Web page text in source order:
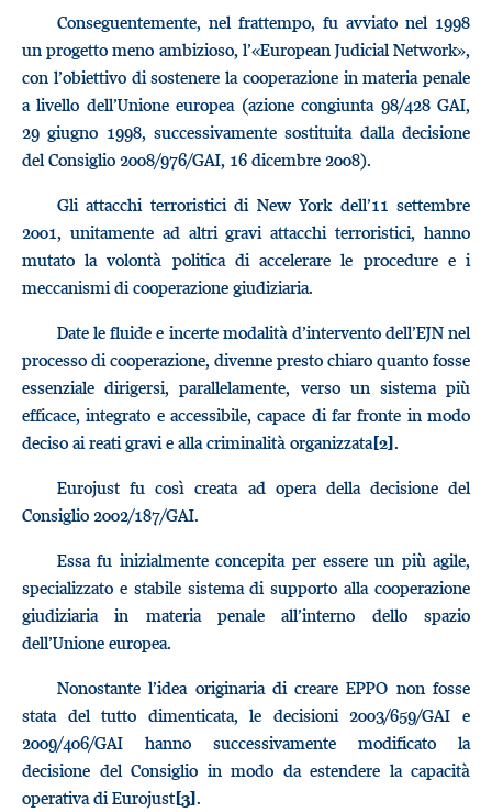
Conseguentemente, nel frattempo, fu avviato nel 1998
un progetto meno ambizioso, l’«European Judicial Network»,
con l’obiettivo di sostenere la cooperazione in materia penale
a livello dell’Unione europea (azione congiunta 98/428 GAI,
29 giugno 1998, successivamente sostituita dalla decisione
del Consiglio 2008/976/GAI, 16 dicembre 2008).
Gli attacchi terroristici di New York dell’11 settembre
2001, unitamente ad altri gravi attacchi terroristici, hanno
mutato la volontà politica di accelerare le procedure e i
meccanismi di cooperazione giudiziaria.
Date le fluide e incerte modalità d’intervento dell’EJN nel
processo di cooperazione, divenne presto chiaro quanto fosse
essenziale dirigersi, parallelamente, verso un sistema più
efficace, integrato e accessibile, capace di far fronte in modo
deciso ai reati gravi e alla criminalità organizzata[2].
Eurojust fu così creata ad opera della decisione del
Consiglio 2002/187/GAI.
Essa fu inizialmente concepita per essere un più agile,
specializzato e stabile sistema di supporto alla cooperazione
giudiziaria in materia penale all’interno dello spazio
dell’Unione europea.
Nonostante l’idea originaria di creare EPPO non fosse
stata del tutto dimenticata, le decisioni 2003/659/GAI e
2009/406/GAI hanno successivamente modificato la
decisione del Consiglio in modo da estendere la capacità
operativa di Eurojust[3].